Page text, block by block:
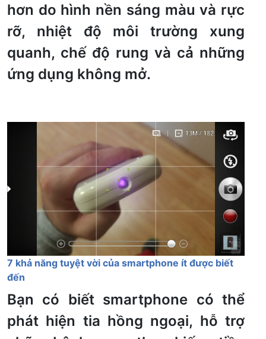
hơn do hình nền sáng màu và rực
rỡ, nhiệt độ môi trường xung
quanh, chế độ rung và cả những
ứng dụng không mở.
7 khả năng tuyệt vời của smartphone ít được biết
đến
Bạn có biết smartphone có thể
phát hiện tia hồng ngoại, hỗ trợ